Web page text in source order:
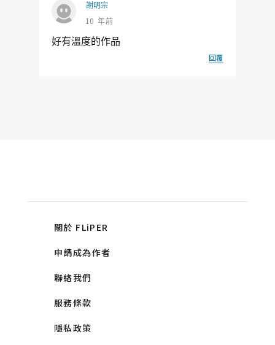
謝明宗
10 年前
好有溫度的作品
回覆
關於 FLiPER
申請成為作者
聯絡我們
服務條款
隱私政策